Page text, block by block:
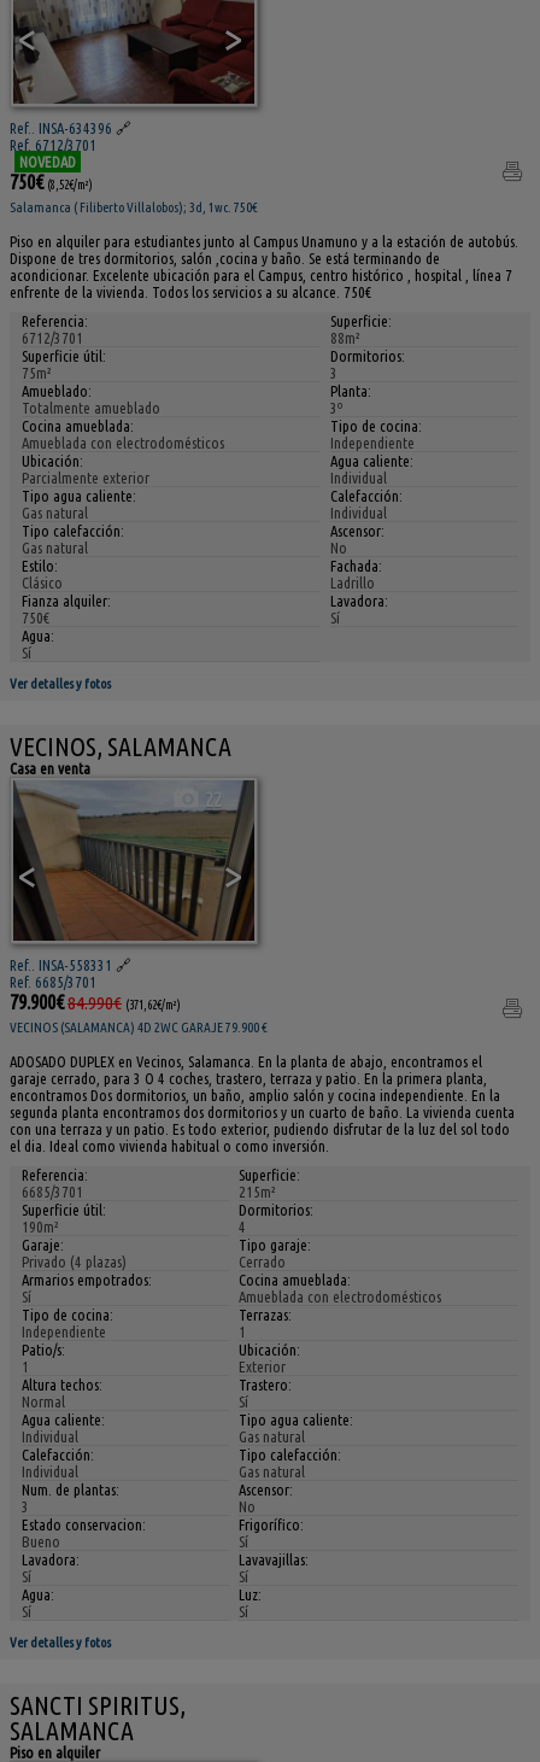
< >
Ref.. INSA-634396 🔗
Ref. 6712/3701
NOVEDAD
750€ (8,52€/m²)
Salamanca ( Filiberto Villalobos); 3d, 1wc. 750€
Piso en alquiler para estudiantes junto al Campus Unamuno y a la estación de autobús.
Dispone de tres dormitorios, salón ,cocina y baño. Se está terminando de
acondicionar. Excelente ubicación para el Campus, centro histórico , hospital , línea 7
enfrente de la vivienda. Todos los servicios a su alcance. 750€
Referencia:
6712/3701
Superficie:
88m²
Superficie útil:
75m²
Dormitorios:
3
Amueblado:
Totalmente amueblado
Planta:
3º
Cocina amueblada:
Amueblada con electrodomésticos
Tipo de cocina:
Independiente
Ubicación:
Parcialmente exterior
Agua caliente:
Individual
Tipo agua caliente:
Gas natural
Calefacción:
Individual
Tipo calefacción:
Gas natural
Ascensor:
No
Estilo:
Clásico
Fachada:
Ladrillo
Fianza alquiler:
750€
Lavadora:
Sí
Agua:
Sí
Ver detalles y fotos
VECINOS, SALAMANCA
Casa en venta
< >
22
Ref.. INSA-558331 🔗
Ref. 6685/3701
79.900€84.990€ (371,62€/m²)
VECINOS (SALAMANCA) 4D 2WC GARAJE 79.900 €
ADOSADO DUPLEX en Vecinos, Salamanca. En la planta de abajo, encontramos el
garaje cerrado, para 3 O 4 coches, trastero, terraza y patio. En la primera planta,
encontramos Dos dormitorios, un baño, amplio salón y cocina independiente. En la
segunda planta encontramos dos dormitorios y un cuarto de baño. La vivienda cuenta
con una terraza y un patio. Es todo exterior, pudiendo disfrutar de la luz del sol todo
el dia. Ideal como vivienda habitual o como inversión.
Referencia:
6685/3701
Superficie:
215m²
Superficie útil:
190m²
Dormitorios:
4
Garaje:
Privado (4 plazas)
Tipo garaje:
Cerrado
Armarios empotrados:
Sí
Cocina amueblada:
Amueblada con electrodomésticos
Tipo de cocina:
Independiente
Terrazas:
1
Patio/s:
1
Ubicación:
Exterior
Altura techos:
Normal
Trastero:
Sí
Agua caliente:
Individual
Tipo agua caliente:
Gas natural
Calefacción:
Individual
Tipo calefacción:
Gas natural
Num. de plantas:
3
Ascensor:
No
Estado conservacion:
Bueno
Frigorífico:
Sí
Lavadora:
Sí
Lavavajillas:
Sí
Agua:
Sí
Luz:
Sí
Ver detalles y fotos
SANCTI SPIRITUS,
SALAMANCA
Piso en alquiler